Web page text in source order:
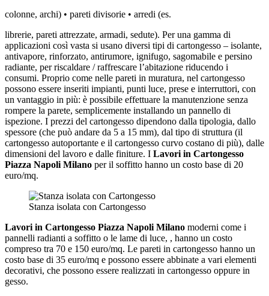
colonne, archi) • pareti divisorie • arredi (es.
librerie, pareti attrezzate, armadi, sedute). Per una gamma di
applicazioni così vasta si usano diversi tipi di cartongesso – isolante,
antivapore, rinforzato, antirumore, ignifugo, sagomabile e persino
radiante, per riscaldare / raffrescare l’abitazione riducendo i
consumi. Proprio come nelle pareti in muratura, nel cartongesso
possono essere inseriti impianti, punti luce, prese e interruttori, con
un vantaggio in più: è possibile effettuare la manutenzione senza
rompere la parete, semplicemente installando un pannello di
ispezione. I prezzi del cartongesso dipendono dalla tipologia, dallo
spessore (che può andare da 5 a 15 mm), dal tipo di struttura (il
cartongesso autoportante e il cartongesso curvo costano di più), dalle
dimensioni del lavoro e dalle finiture. I Lavori in Cartongesso
Piazza Napoli Milano per il soffitto hanno un costo base di 20
euro/mq.
Stanza isolata con Cartongesso
Lavori in Cartongesso Piazza Napoli Milano moderni come i
pannelli radianti a soffitto o le lame di luce, , hanno un costo
compreso tra 70 e 150 euro/mq. Le pareti in cartongesso hanno un
costo base di 35 euro/mq e possono essere abbinate a vari elementi
decorativi, che possono essere realizzati in cartongesso oppure in
gesso.